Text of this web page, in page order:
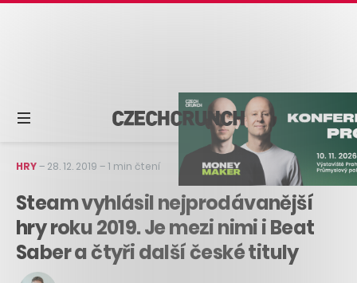
HRY– 28. 12. 2019 –1 min čtení
Steam vyhlásil nejprodávanější
hry roku 2019. Je mezi nimi i Beat
Saber a čtyři další české tituly